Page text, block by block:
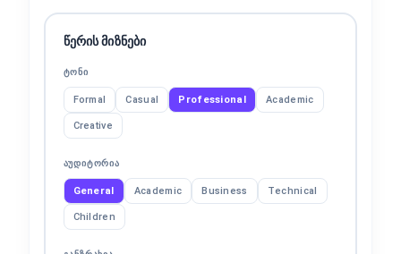
წერის მიზნები
ᲢᲝᲜᲘ
Formal Casual Professional Academic
Creative
ᲐᲣᲓᲘᲢᲝᲠᲘᲐ
General Academic Business Technical
Children